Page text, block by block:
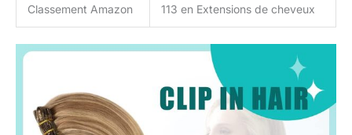
Classement Amazon 113 en Extensions de cheveux